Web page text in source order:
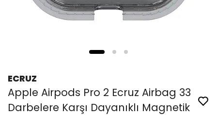
ECRUZ
Apple Airpods Pro 2 Ecruz Airbag 33
Darbelere Karşı Dayanıklı Magnetik